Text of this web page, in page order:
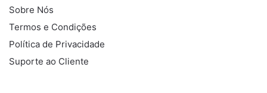
Sobre Nós
Termos e Condições
Política de Privacidade
Suporte ao Cliente